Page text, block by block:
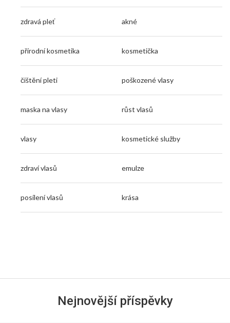
zdravá pleť akné
přírodní kosmetika kosmetička
čištění pleti poškozené vlasy
maska na vlasy růst vlasů
vlasy kosmetické služby
zdraví vlasů emulze
posílení vlasů krása
Nejnovější příspěvky